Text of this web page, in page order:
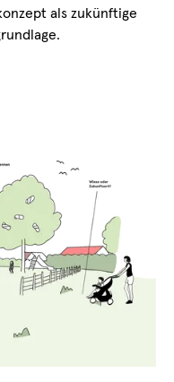
als zukünftige